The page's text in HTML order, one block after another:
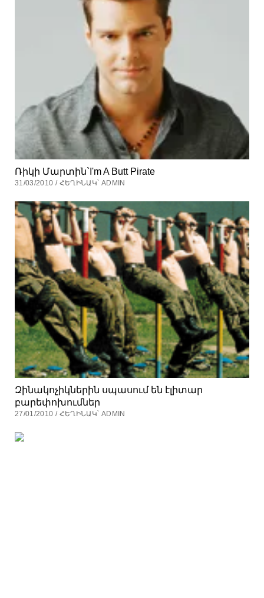
Ռիկի Մարտին`I'm A Butt Pirate
31/03/2010 / ՀԵՂԻՆԱԿ՝ ADMIN
Զինակոչիկներին սպասում են էլիտար
բարեփոխումներ
27/01/2010 / ՀԵՂԻՆԱԿ՝ ADMIN